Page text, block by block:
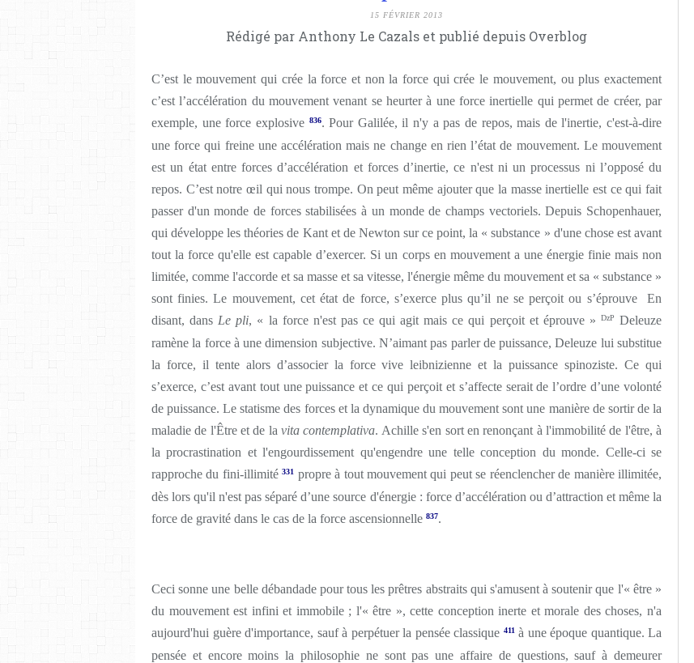
15 FÉVRIER 2013
Rédigé par Anthony Le Cazals et publié depuis Overblog
C’est le mouvement qui crée la force et non la force qui crée le mouvement, ou plus exactement
c’est l’accélération du mouvement venant se heurter à une force inertielle qui permet de créer, par
exemple, une force explosive 836. Pour Galilée, il n'y a pas de repos, mais de l'inertie, c'est-à-dire
une force qui freine une accélération mais ne change en rien l’état de mouvement. Le mouvement
est un état entre forces d’accélération et forces d’inertie, ce n'est ni un processus ni l’opposé du
repos. C’est notre œil qui nous trompe. On peut même ajouter que la masse inertielle est ce qui fait
passer d'un monde de forces stabilisées à un monde de champs vectoriels. Depuis Schopenhauer,
qui développe les théories de Kant et de Newton sur ce point, la « substance » d'une chose est avant
tout la force qu'elle est capable d’exercer. Si un corps en mouvement a une énergie finie mais non
limitée, comme l'accorde et sa masse et sa vitesse, l'énergie même du mouvement et sa « substance »
sont finies. Le mouvement, cet état de force, s’exerce plus qu’il ne se perçoit ou s’éprouve En
disant, dans Le pli, « la force n'est pas ce qui agit mais ce qui perçoit et éprouve » DzP
Deleuze
ramène la force à une dimension subjective. N’aimant pas parler de puissance, Deleuze lui substitue
la force, il tente alors d’associer la force vive leibnizienne et la puissance spinoziste. Ce qui
s’exerce, c’est avant tout une puissance et ce qui perçoit et s’affecte serait de l’ordre d’une volonté
de puissance. Le statisme des forces et la dynamique du mouvement sont une manière de sortir de la
maladie de l'Être et de lavita contemplativa. Achille s'en sort en renonçant à l'immobilité de l'être, à
la procrastination et l'engourdissement qu'engendre une telle conception du monde. Celle-ci se
rapproche du fini-illimité331 propre à tout mouvement qui peut se réenclencher de manière illimitée,
dès lors qu'il n'est pas séparé d’une source d'énergie : force d’accélération ou d’attraction et même la
force de gravité dans le cas de la force ascensionnelle 837.
Ceci sonne une belle débandade pour tous les prêtres abstraits qui s'amusent à soutenir que l'« être »
du mouvement est infini et immobile ; l'« être », cette conception inerte et morale des choses, n'a
aujourd'hui guère d'importance, sauf à perpétuer la pensée classique 411à une époque quantique. La
pensée et encore moins la philosophie ne sont pas une affaire de questions, sauf à demeurer